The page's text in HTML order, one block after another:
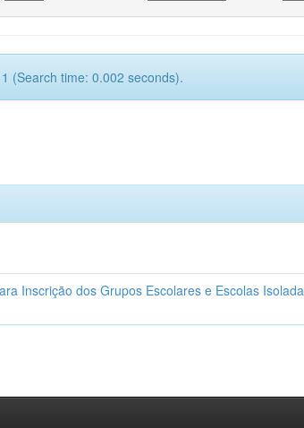
(Search time: 0.002 seconds).
Inscrição dos Grupos Escolares e Escolas